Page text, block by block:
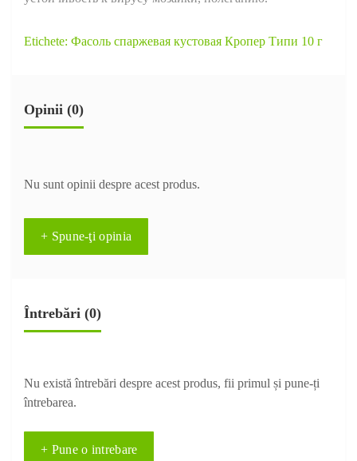
Etichete: Фасоль спаржевая кустовая Кропер Типи 10 г
Opinii (0)
Nu sunt opinii despre acest produs.
+ Spune-ţi opinia
Întrebări (0)
Nu există întrebări despre acest produs, fii primul și pune-ți
întrebarea.
+ Pune o intrebare